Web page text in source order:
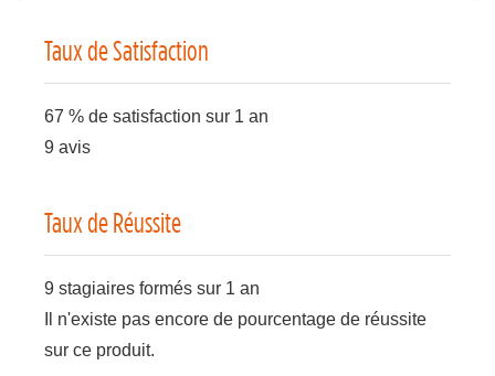
Taux de Satisfaction
67 % de satisfaction sur 1 an
9 avis
Taux de Réussite
9 stagiaires formés sur 1 an
Il n'existe pas encore de pourcentage de réussite
sur ce produit.